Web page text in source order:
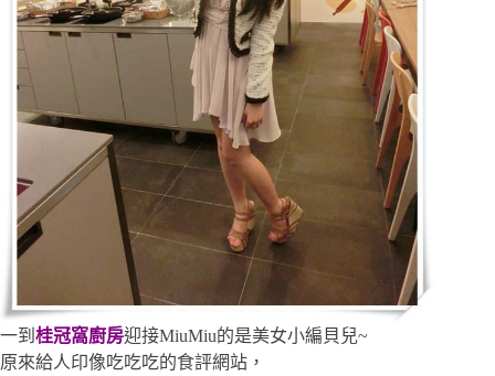
一到 桂冠窩廚房迎接MiuMiu的是美女小編貝兒~
原來給人印像吃吃吃的食評網站，